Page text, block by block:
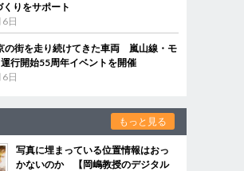
りをサポート
日
の街を走り続けてきた車両 嵐山線・モ
行開始55周年イベントを開催
日
もっと見る
写真に埋まっている位置情報はおっ
かないのか 【岡嶋教授のデジタル